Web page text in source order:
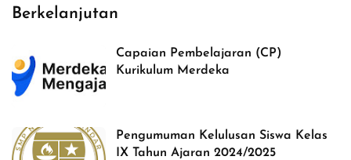
Berkelanjutan
Capaian Pembelajaran (CP)
Kurikulum Merdeka
Pengumuman Kelulusan Siswa Kelas
IX Tahun Ajaran 2024/2025